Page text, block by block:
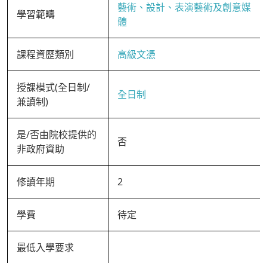
學習範疇
藝術、設計、表演藝術及創意媒
體
課程資歷類別 高級文憑
授課模式(全日制/
兼讀制)
全日制
是/否由院校提供的
非政府資助
否
修讀年期 2
學費 待定
最低入學要求